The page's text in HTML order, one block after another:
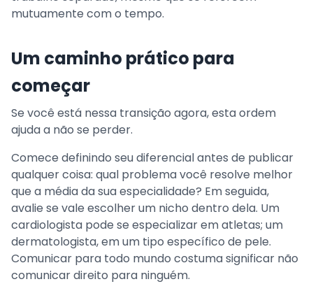
mutuamente com o tempo.
Um caminho prático para
começar
Se você está nessa transição agora, esta ordem
ajuda a não se perder.
Comece definindo seu diferencial antes de publicar
qualquer coisa: qual problema você resolve melhor
que a média da sua especialidade? Em seguida,
avalie se vale escolher um nicho dentro dela. Um
cardiologista pode se especializar em atletas; um
dermatologista, em um tipo específico de pele.
Comunicar para todo mundo costuma significar não
comunicar direito para ninguém.